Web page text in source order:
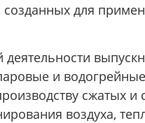
созданных для
и
сжатых
воздуха,